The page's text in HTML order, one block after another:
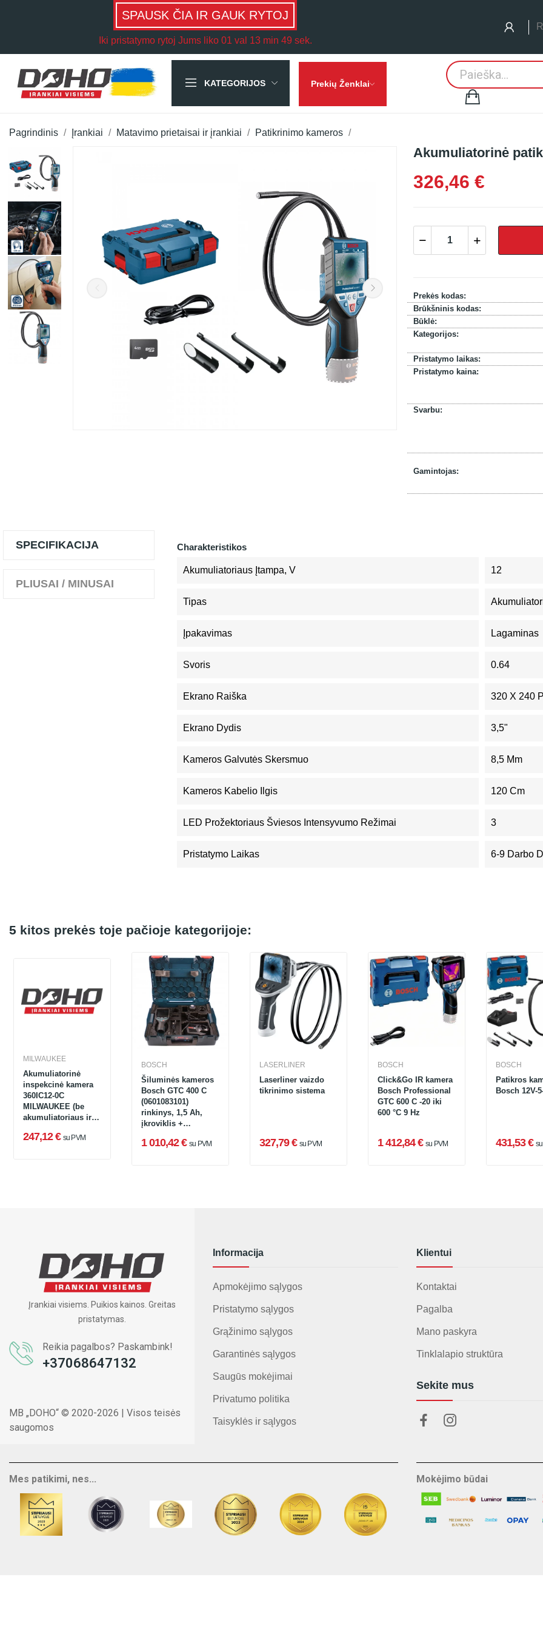
SPAUSK ČIA IR GAUK RYTOJ
Iki pristatymo rytoj Jums liko 01 val 13 min 48 sek.
KATEGORIJOS Prekių Ženklai
Pagrindinis Įrankiai Matavimo prietaisai ir įrankiai Patikrinimo kameros
Akumuliatorinė
326,46 €
Prekės kodas:
Brūkšninis kodas:
Būklė:
Kategorijos:
Pristatymo laikas:
Pristatymo kaina:
Svarbu:
Gamintojas:
SPECIFIKACIJA
PLIUSAI / MINUSAI
Charakteristikos
Akumuliatoriaus Įtampa, V 12
Tipas
Įpakavimas Lagaminas
Svoris 0.64
Ekrano Raiška 320 X 240
Ekrano Dydis 3,5"
Kameros Galvutės Skersmuo 8,5 Mm
Kameros Kabelio Ilgis 120 Cm
LED Prožektoriaus Šviesos Intensyvumo Režimai 3
Pristatymo Laikas 6-9 Darbo
5 kitos prekės toje pačioje kategorijoje:
MILWAUKEE
Akumuliatorinė
inspekcinė kamera
360IC12-0C
MILWAUKEE (be
akumuliatoriaus ir
247,12 € su PVM
BOSCH
Šiluminės kameros
Bosch GTC 400 C
(0601083101)
rinkinys, 1,5 Ah,
įkroviklis +
1 010,42 € su PVM
LASERLINER
Laserliner vaizdo
tikrinimo sistema
327,79 € su PVM
BOSCH
Click&Go IR kamera
Bosch Professional
GTC 600 C -20 iki
600 °C 9 Hz
1 412,84 € su PVM
BOSCH
Patikros
Bosch 12V-
431,53 €
Įrankiai visiems. Puikios kainos. Greitas
pristatymas.
Reikia pagalbos? Paskambink!
+37068647132
MB „DOHO“ © 2020-2026 | Visos teisės
saugomos
Informacija
Apmokėjimo sąlygos
Pristatymo sąlygos
Grąžinimo sąlygos
Garantinės sąlygos
Saugūs mokėjimai
Privatumo politika
Taisyklės ir sąlygos
Klientui
Kontaktai
Pagalba
Mano paskyra
Tinklalapio struktūra
Sekite mus
Mes patikimi, nes... Mokėjimo būdai